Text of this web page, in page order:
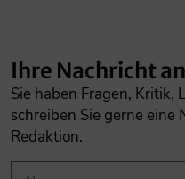
Ihre Nachricht
Sie haben Fragen, Kritik,
schreiben Sie gerne eine
Redaktion.